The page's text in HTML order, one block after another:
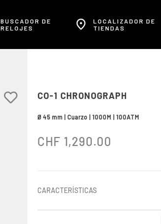
BUSCADOR DE
RELOJES
LOCALIZADOR DE
TIENDAS
CO-1 CHRONOGRAPH
Ø 45 mm | Cuarzo | 1000M | 100ATM
CHF 1,290.00
CARACTERÍSTICAS